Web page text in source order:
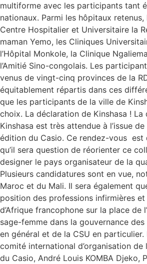
multiforme avec les participants tant
nationaux. Parmi les hôpitaux retenus,
Centre Hospitalier et Universitaire la
maman Yemo, les Cliniques
l’Hôpital Monkole, la Clinique
l’Amitié Sino-congolais. Les
venus de vingt-cinq provinces de la
équitablement répartis dans ces
que les participants de la ville de
choix. La déclaration de Kinshasa ! La
Kinshasa est très attendue à l’issue
édition du Casio. Ce rendez-vous est
qu’il sera question de réorienter ce
designer le pays organisateur de la
Plusieurs candidatures sont en vue,
Maroc et du Mali. Il sera également
position des professions infirmières
d’Afrique francophone sur la place de
sage-femme dans la gouvernance
en général et de la CSU en particulier.
comité international d’organisation
du Casio, André Louis KOMBA Djeko,